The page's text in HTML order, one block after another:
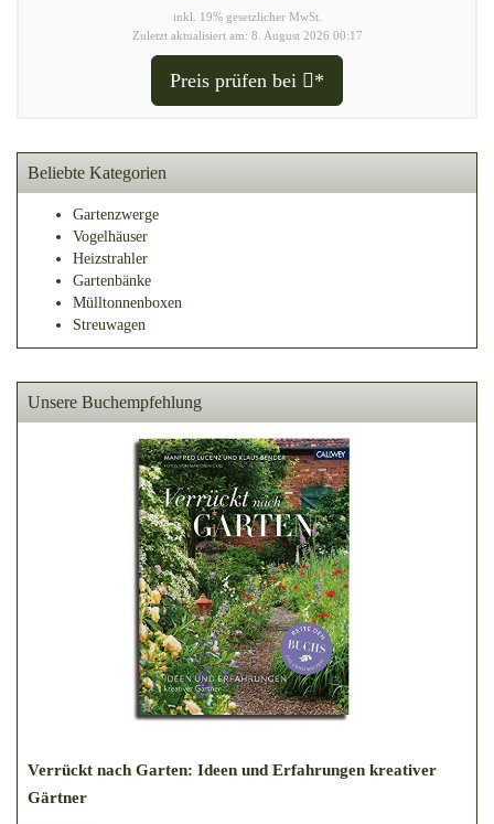
inkl. 19% gesetzlicher MwSt.
Zuletzt aktualisiert am: 8. August 2026 00:17
Preis prüfen bei *
Beliebte Kategorien
Gartenzwerge
Vogelhäuser
Heizstrahler
Gartenbänke
Mülltonnenboxen
Streuwagen
Unsere Buchempfehlung
Verrückt nach Garten: Ideen und Erfahrungen kreativer
Gärtner